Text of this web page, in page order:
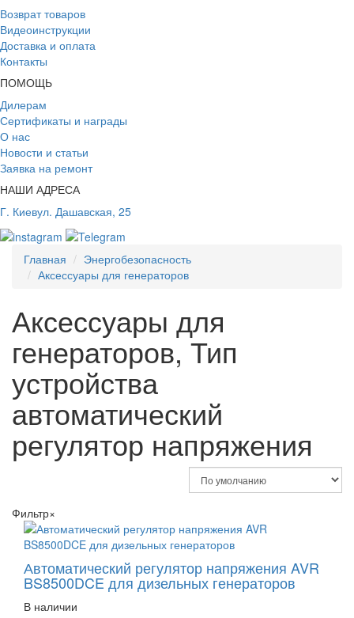
Возврат товаров
Видеоинструкции
Доставка и оплата
Контакты
ПОМОЩЬ
Дилерам
Сертификаты и награды
О нас
Новости и статьи
Заявка на ремонт
НАШИ АДРЕСА
Г. Киевул. Дашавская, 25
Главная
Энергобезопасность
Аксессуары для генераторов
Аксессуары для
генераторов, Тип
устройства
автоматический
регулятор напряжения
Фильтр×
Автоматический регулятор напряжения AVR
BS8500DCE для дизельных генераторов
В наличии